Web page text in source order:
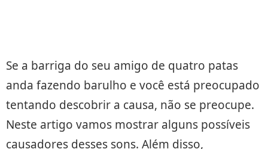
Se a barriga do seu amigo de quatro patas
anda fazendo barulho e você está preocupado
tentando descobrir a causa, não se preocupe.
Neste artigo vamos mostrar alguns possíveis
causadores desses sons. Além disso,